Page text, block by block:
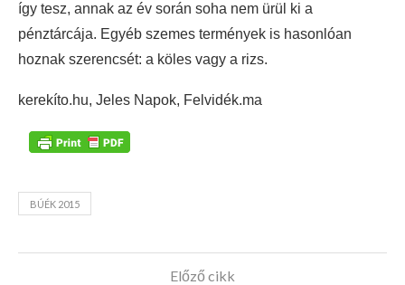
így tesz, annak az év során soha nem ürül ki a
pénztárcája. Egyéb szemes termények is hasonlóan
hoznak szerencsét: a köles vagy a rizs.
kerekíto.hu, Jeles Napok, Felvidék.ma
BÚÉK 2015
Előző cikk